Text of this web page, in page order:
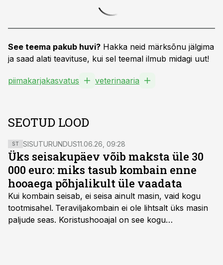
See teema pakub huvi? Hakka neid märksõnu jälgima
ja saad alati teavituse, kui sel teemal ilmub midagi uut!
piimakarjakasvatus veterinaaria
SEOTUD LOOD
ST SISUTURUNDUS11.06.26, 09:28
Üks seisakupäev võib maksta üle 30
000 euro: miks tasub kombain enne
hooaega põhjalikult üle vaadata
Kui kombain seisab, ei seisa ainult masin, vaid kogu
tootmisahel. Teraviljakombain ei ole lihtsalt üks masin
paljude seas. Koristushooajal on see kogu